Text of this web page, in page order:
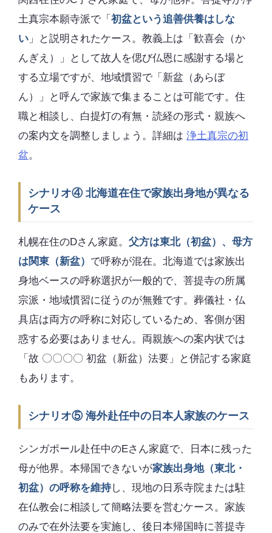
土真宗本願寺派で「 初盆という追善供養はしな
い 」と説明されたケース。教義上は「歓喜会（か
んぎえ）」として故人を偲び仏恩に感謝する場と
する立場ですが、地域慣習で「新盆（あらぼ
ん）」と呼んで家族で集まることは可能です。住
職と相談し、白提灯の有無・読経の形式・親族へ
の案内文を調整しましょう。詳細は 浄土真宗の初
盆。
シナリオ④ 北海道在住で家族出身地が異なる
ケース
札幌在住のDさん家庭。 父方は東北（初盆）、母方
は関東（新盆） で呼称が混在。北海道では家族出
身地ベースの呼称選択が一般的で、菩提寺の所属
宗派・地域慣習に従うのが無難です。葬儀社・仏
具店は両方の呼称に対応しているため、客側が困
惑する必要はありません。両親族への案内状では
「故 〇〇〇〇 初盆（新盆）法要」と併記する家庭
もあります。
シナリオ⑤ 海外赴任中の日本人家族のケース
シンガポール赴任中のEさん家庭で、日本に残った
母が他界。本帰国できないが家族出身地（東北・
初盆）の呼称を維持し、現地の日系寺院または駐
在仏教会に相談して簡略法要を営むケース。家族
のみで在外法要を実施し、後日本帰国時に菩提寺